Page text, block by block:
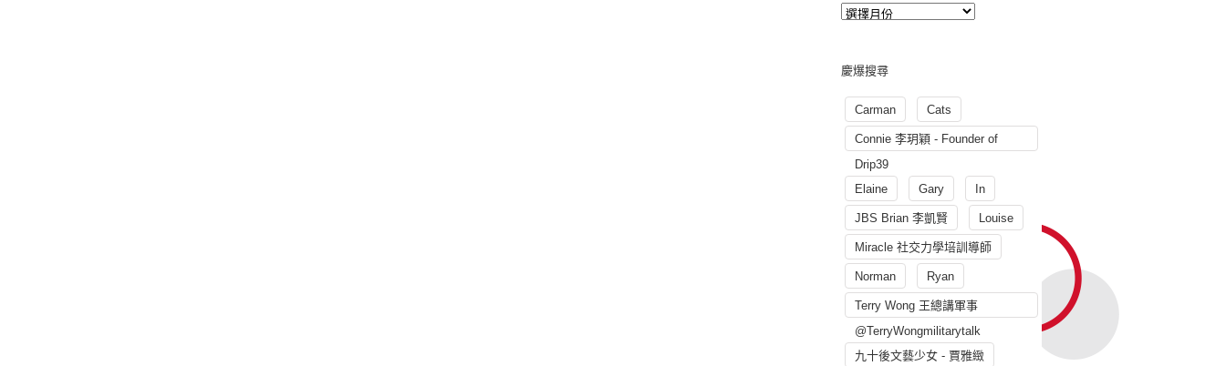
慶爆搜尋
Carman Cats
Connie 李玥穎 - Founder of
Drip39
Elaine
Gary In
JBS Brian 李凱賢 Louise
Miracle 社交力學培訓導師
Norman Ryan
Terry Wong 王總講軍事
@TerryWongmilitarytalk
九十後文藝少女 - 賈雅緻